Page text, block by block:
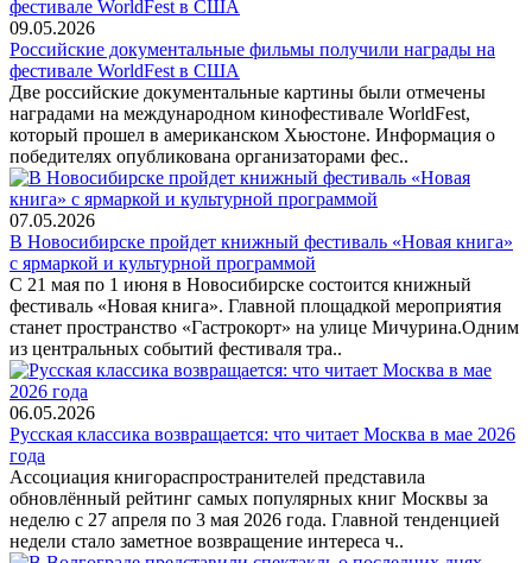
09.05.2026
Российские документальные фильмы получили награды на
фестивале WorldFest в США
Две российские документальные картины были отмечены
наградами на международном кинофестивале WorldFest,
который прошел в американском Хьюстоне. Информация о
победителях опубликована организаторами фес..
07.05.2026
В Новосибирске пройдет книжный фестиваль «Новая книга»
с ярмаркой и культурной программой
С 21 мая по 1 июня в Новосибирске состоится книжный
фестиваль «Новая книга». Главной площадкой мероприятия
станет пространство «Гастрокорт» на улице Мичурина.Одним
из центральных событий фестиваля тра..
06.05.2026
Русская классика возвращается: что читает Москва в мае 2026
года
Ассоциация книгораспространителей представила
обновлённый рейтинг самых популярных книг Москвы за
неделю с 27 апреля по 3 мая 2026 года. Главной тенденцией
недели стало заметное возвращение интереса ч..